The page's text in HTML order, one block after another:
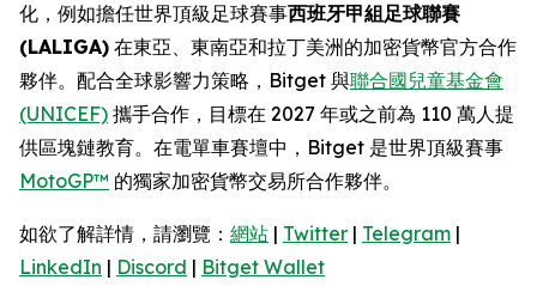
化，例如擔任世界頂級足球賽事西班牙甲組足球聯賽
(LALIGA) 在東亞、東南亞和拉丁美洲的加密貨幣官方合作
夥伴。配合全球影響力策略，Bitget 與聯合國兒童基金會
(UNICEF) 攜手合作，目標在 2027 年或之前為 110 萬人提
供區塊鏈教育。在電單車賽壇中，Bitget 是世界頂級賽事
MotoGP™ 的獨家加密貨幣交易所合作夥伴。
如欲了解詳情，請瀏覽： 網站 | Twitter | Telegram |
LinkedIn | Discord | Bitget Wallet